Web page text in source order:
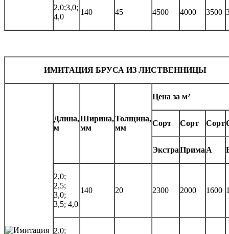
2,0;3,0;
4,0
140 45 4500 4000 3500
ИМИТАЦИЯ БРУСА ИЗ ЛИСТВЕННИЦЫ
Длина,
м
Ширина,
мм
Толщина,
мм
Цена за м²
Сорт Сорт Сорт
ЭкстраПрима А
2,0;
2,5;
3,0;
3,5; 4,0
140 20 2300 2000 1600
2,0;